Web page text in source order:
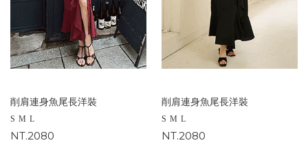
削肩連身魚尾長洋裝
S M L
NT.2080
削肩連身魚尾長洋裝
S M L
NT.2080